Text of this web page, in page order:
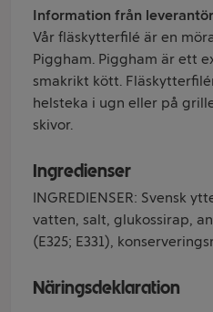
Information från leverantör
Vår fläskytterfilé är en
Piggham. Piggham är ett
smakrikt kött.
helsteka i ugn eller på
skivor.
Ingredienser
INGREDIENSER: Svensk
vatten, salt, glukossirap,
(E325; E331),
Näringsdeklaration